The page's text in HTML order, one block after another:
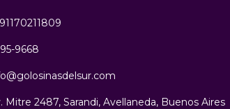
9668
Mitre 2487, Sarandi, Avellaneda, Buenos Aires